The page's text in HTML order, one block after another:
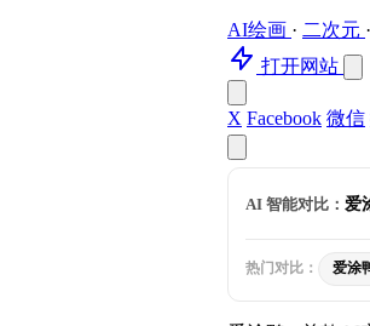
AI绘画 · 二次元 ·
打开网站
X Facebook 微信
AI 智能对比： 爱
热门对比： 爱涂
涂